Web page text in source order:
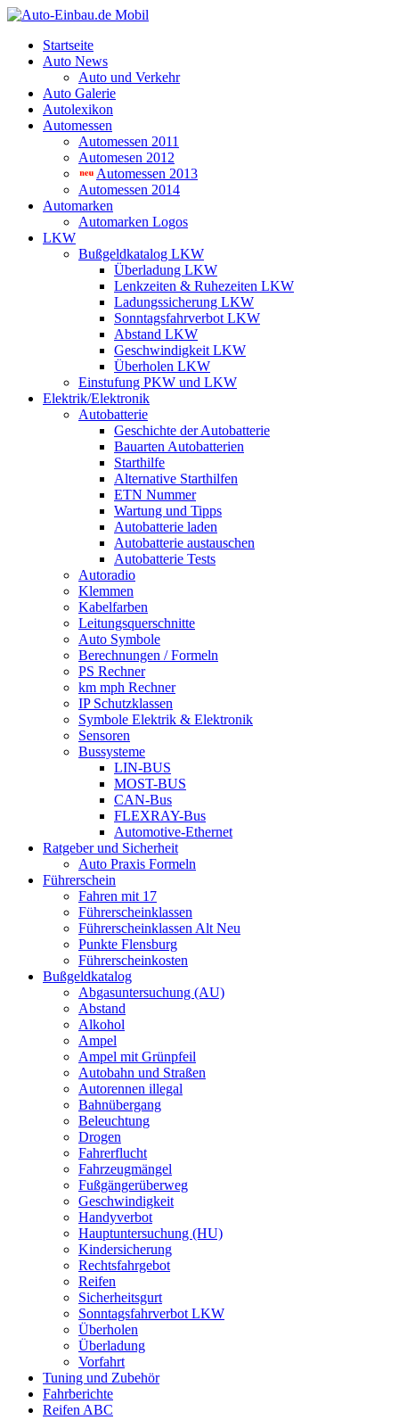
Startseite
Auto News
Auto und Verkehr
Auto Galerie
Autolexikon
Automessen
Automessen 2011
Automesen 2012
Automessen 2013
Automessen 2014
Automarken
Automarken Logos
LKW
Bußgeldkatalog LKW
Überladung LKW
Lenkzeiten & Ruhezeiten LKW
Ladungssicherung LKW
Sonntagsfahrverbot LKW
Abstand LKW
Geschwindigkeit LKW
Überholen LKW
Einstufung PKW und LKW
Elektrik/Elektronik
Autobatterie
Geschichte der Autobatterie
Bauarten Autobatterien
Starthilfe
Alternative Starthilfen
ETN Nummer
Wartung und Tipps
Autobatterie laden
Autobatterie austauschen
Autobatterie Tests
Autoradio
Klemmen
Kabelfarben
Leitungsquerschnitte
Auto Symbole
Berechnungen / Formeln
PS Rechner
km mph Rechner
IP Schutzklassen
Symbole Elektrik & Elektronik
Sensoren
Bussysteme
LIN-BUS
MOST-BUS
CAN-Bus
FLEXRAY-Bus
Automotive-Ethernet
Ratgeber und Sicherheit
Auto Praxis Formeln
Führerschein
Fahren mit 17
Führerscheinklassen
Führerscheinklassen Alt Neu
Punkte Flensburg
Führerscheinkosten
Bußgeldkatalog
Abgasuntersuchung (AU)
Abstand
Alkohol
Ampel
Ampel mit Grünpfeil
Autobahn und Straßen
Autorennen illegal
Bahnübergang
Beleuchtung
Drogen
Fahrerflucht
Fahrzeugmängel
Fußgängerüberweg
Geschwindigkeit
Handyverbot
Hauptuntersuchung (HU)
Kindersicherung
Rechtsfahrgebot
Reifen
Sicherheitsgurt
Sonntagsfahrverbot LKW
Überholen
Überladung
Vorfahrt
Tuning und Zubehör
Fahrberichte
Reifen ABC